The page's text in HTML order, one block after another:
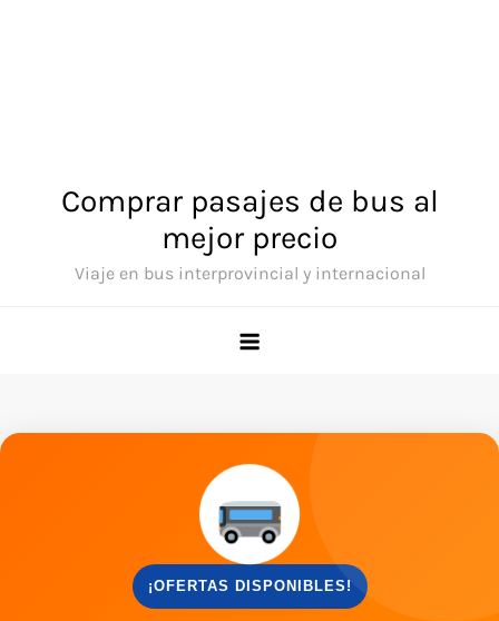
Comprar pasajes de bus al
mejor precio
Viaje en bus interprovincial y internacional
¡OFERTAS DISPONIBLES!